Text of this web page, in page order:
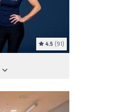
4.5 (91)